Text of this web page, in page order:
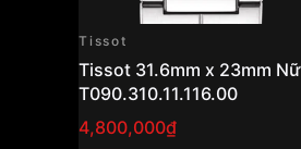
Tissot
Tissot 31.6mm x 23mm Nữ
T090.310.11.116.00
4,800,000₫